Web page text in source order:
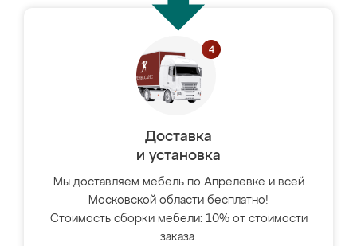
Доставка
и установка
Мы доставляем мебель по Апрелевке и всей
Московской области бесплатно!
Стоимость сборки мебели: 10% от стоимости
заказа.